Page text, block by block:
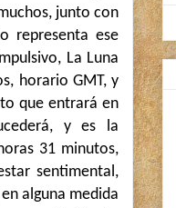
junto con
representa ese
La Luna
horario GMT, y
que entrará en
y es la
31 minutos,
sentimental,
alguna medida